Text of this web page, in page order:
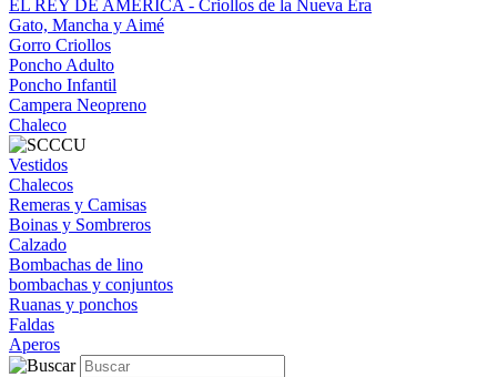
EL REY DE AMÉRICA - Criollos de la Nueva Era
Gato, Mancha y Aimé
Gorro Criollos
Poncho Adulto
Poncho Infantil
Campera Neopreno
Chaleco
Vestidos
Chalecos
Remeras y Camisas
Boinas y Sombreros
Calzado
Bombachas de lino
bombachas y conjuntos
Ruanas y ponchos
Faldas
Aperos